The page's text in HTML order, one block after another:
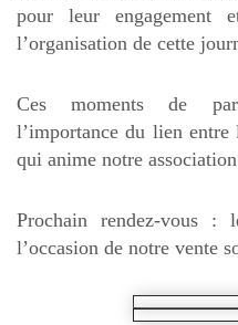
pour leur engagement
l’organisation de cette
Ces moments de
l’importance du lien
qui anime notre
Prochain rendez-vous
l’occasion de notre vente